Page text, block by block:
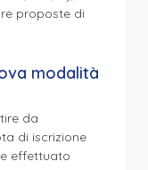
proposte di
modalità
da
di iscrizione
effettuato